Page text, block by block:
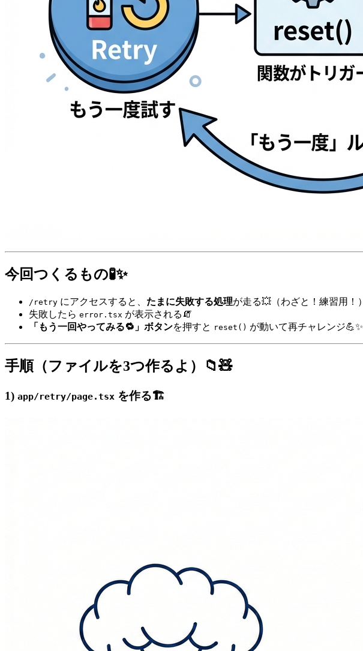
今回つくるもの🧪✨
/retry にアクセスすると、 たまに失敗する処理が走る💥（わざと！練習用！）
失敗したら error.tsx が表示される🧯
「もう一回やってみる🔁」ボタンを押すと reset() が動いて再チャレンジ💪✨
手順（ファイルを3つ作るよ）📁🧸
1) app/retry/page.tsx を作る🏗️